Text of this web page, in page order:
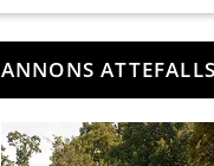
ANNONS